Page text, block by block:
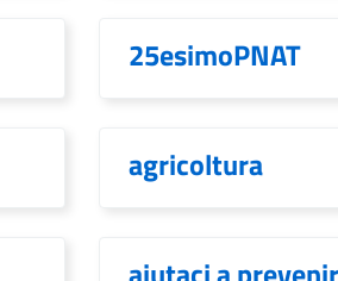
25esimoPNAT
agricoltura